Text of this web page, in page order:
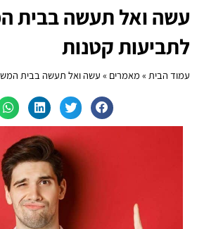
עשה ואל תעשה בבית
לתביעות קטנות
עמוד הבית» מאמרים » עשה ואל תעשה בבית